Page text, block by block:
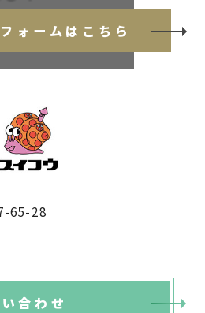
ォームはこちら
65-28
合わせ